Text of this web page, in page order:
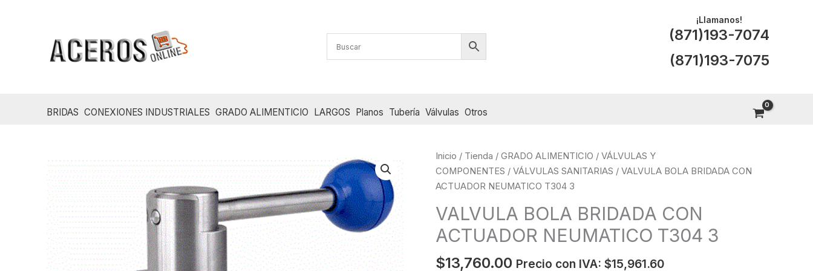
¡Llamanos!
(871)193-7074
(871)193-7075
BRIDAS CONEXIONES INDUSTRIALES GRADO ALIMENTICIO LARGOS Planos Tubería Válvulas Otros
Inicio / Tienda / GRADO ALIMENTICIO / VÁLVULAS Y
COMPONENTES / VÁLVULAS SANITARIAS / VALVULA BOLA BRIDADA CON
ACTUADOR NEUMATICO T304 3
VALVULA BOLA BRIDADA CON
ACTUADOR NEUMATICO T304 3
$13,760.00 Precio con IVA: $15,961.60